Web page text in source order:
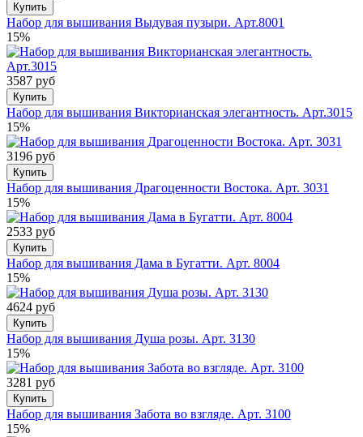
Купить
Набор для вышивания Выдувая пузыри. Арт.8001
15%
3587 руб
Купить
Набор для вышивания Викторианская элегантность. Арт.3015
15%
3196 руб
Купить
Набор для вышивания Драгоценности Востока. Арт. 3031
15%
2533 руб
Купить
Набор для вышивания Дама в Бугатти. Арт. 8004
15%
4624 руб
Купить
Набор для вышивания Душа розы. Арт. 3130
15%
3281 руб
Купить
Набор для вышивания Забота во взгляде. Арт. 3100
15%